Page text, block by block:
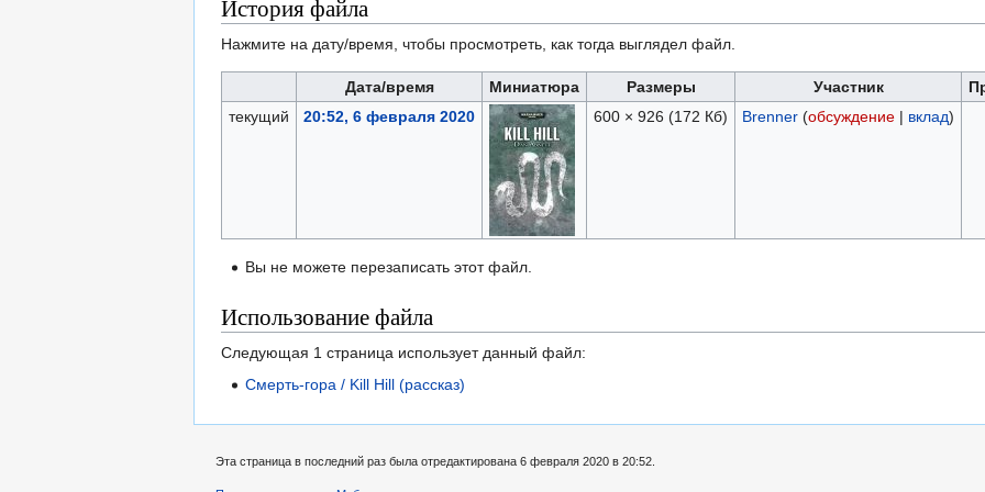
История файла
Нажмите на дату/время, чтобы просмотреть, как тогда выглядел файл.
Дата/время Миниатюра Размеры Участник
текущий
20:52, 6 февраля 2020 600 × 926 (172 Кб) Brenner (обсуждение| вклад)
Вы не можете перезаписать этот файл.
Использование файла
Следующая 1 страница использует данный файл:
Смерть-гора / Kill Hill (рассказ)
Эта страница в последний раз была отредактирована 6 февраля 2020 в 20:52.